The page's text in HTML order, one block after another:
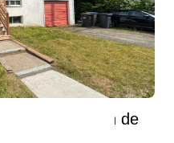
soixante plein de
du fleuve